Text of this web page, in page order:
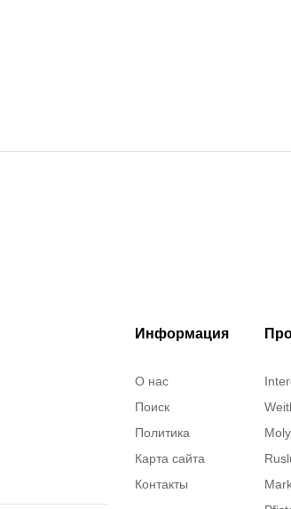
Информация
О нас
Поиск
Политика
Карта сайта
Контакты